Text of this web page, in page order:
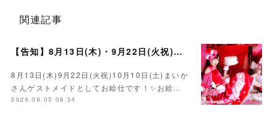
関連記事
【告知】8月13日(木)・9月22日(火祝)・10月10日(土)ゲスト まいかさん🍓
8月13日(木)9月22日(火祝)10月10日(土)まいか
さんゲストメイドとしてお給仕です！✨お給…
2026.08.05 08:34